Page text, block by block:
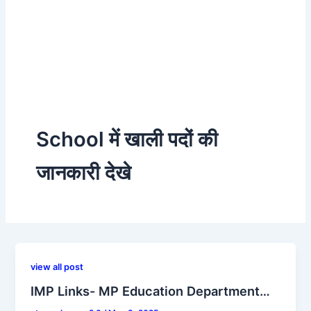
School में खाली पदों की
जानकारी देखे
view all post
IMP Links- MP Education Department…